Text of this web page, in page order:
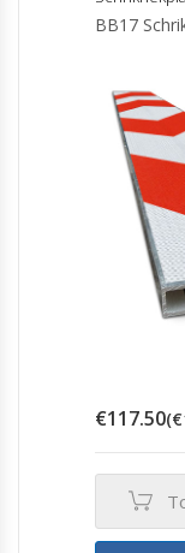
BB17
€117.50(€